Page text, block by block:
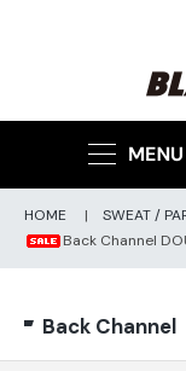
HOME | SWEAT /
Back Channel
Back Channel